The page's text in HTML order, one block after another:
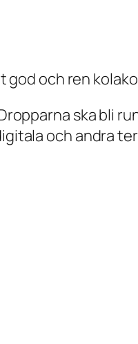
god och ren
ska bli
och andra